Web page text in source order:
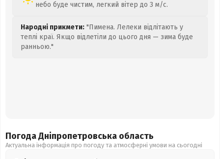
небо буде чистим, легкий вітер до 3 м/с.
Народні прикмети: "Пимена. Лелеки відлітають у
теплі краї. Якщо відлетіли до цього дня — зима буде
ранньою."
Погода Дніпропетровська область
Актуальна інформація про погоду та атмосферні умови на сьогодні